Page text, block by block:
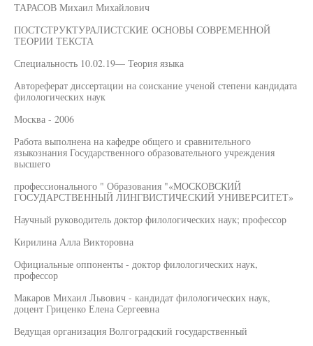
ТАРАСОВ Михаил Михайлович
ПОСТСТРУКТУРАЛИСТСКИЕ ОСНОВЫ СОВРЕМЕННОЙ
ТЕОРИИ ТЕКСТА
Специальность 10.02.19— Теория языка
Автореферат диссертации на соискание ученой степени кандидата
филологических наук
Москва - 2006
Работа выполнена на кафедре общего и сравнительного
языкознания Государственного образовательного учреждения
высшего
профессионального " Образования "«МОСКОВСКИЙ
ГОСУДАРСТВЕННЫЙ ЛИНГВИСТИЧЕСКИЙ УНИВЕРСИТЕТ»
Научный руководитель доктор филологических наук; профессор
Кирилина Алла Викторовна
Официальные оппоненты - доктор филологических наук,
профессор
Макаров Михаил Львович - кандидат филологических наук,
доцент Гриценко Елена Сергеевна
Ведущая организация Волгоградский государственный